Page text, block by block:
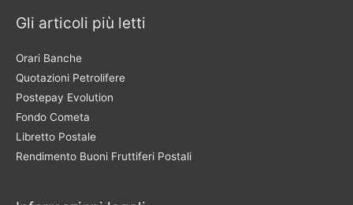
Gli articoli più letti
Orari Banche
Quotazioni Petrolifere
Postepay Evolution
Fondo Cometa
Libretto Postale
Rendimento Buoni Fruttiferi Postali